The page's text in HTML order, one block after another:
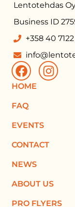
Lentotehdas
Business ID
+358 40
HOME
FAQ
EVENTS
CONTACT
NEWS
ABOUT US
PRO FLYERS